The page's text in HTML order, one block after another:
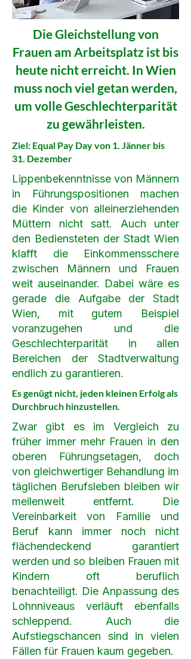
Die Gleichstellung von
Frauen am Arbeitsplatz ist bis
heute nicht erreicht. In Wien
muss noch viel getan werden,
um volle Geschlechterparität
zu gewährleisten.
Ziel: Equal Pay Day von 1. Jänner bis
31. Dezember
Lippenbekenntnisse von Männern
in Führungspositionen machen
die Kinder von alleinerziehenden
Müttern nicht satt. Auch unter
den Bediensteten der Stadt Wien
klafft die Einkommensschere
zwischen Männern und Frauen
weit auseinander. Dabei wäre es
gerade die Aufgabe der Stadt
Wien, mit gutem Beispiel
voranzugehen und die
Geschlechterparität in allen
Bereichen der Stadtverwaltung
endlich zu garantieren.
Es genügt nicht, jeden kleinen Erfolg als
Durchbruch hinzustellen.
Zwar gibt es im Vergleich zu
früher immer mehr Frauen in den
oberen Führungsetagen, doch
von gleichwertiger Behandlung im
täglichen Berufsleben bleiben wir
meilenweit entfernt. Die
Vereinbarkeit von Familie und
Beruf kann immer noch nicht
flächendeckend garantiert
werden und so bleiben Frauen mit
Kindern oft beruflich
benachteiligt. Die Anpassung des
Lohnniveaus verläuft ebenfalls
schleppend. Auch die
Aufstiegschancen sind in vielen
Fällen für Frauen kaum gegeben.